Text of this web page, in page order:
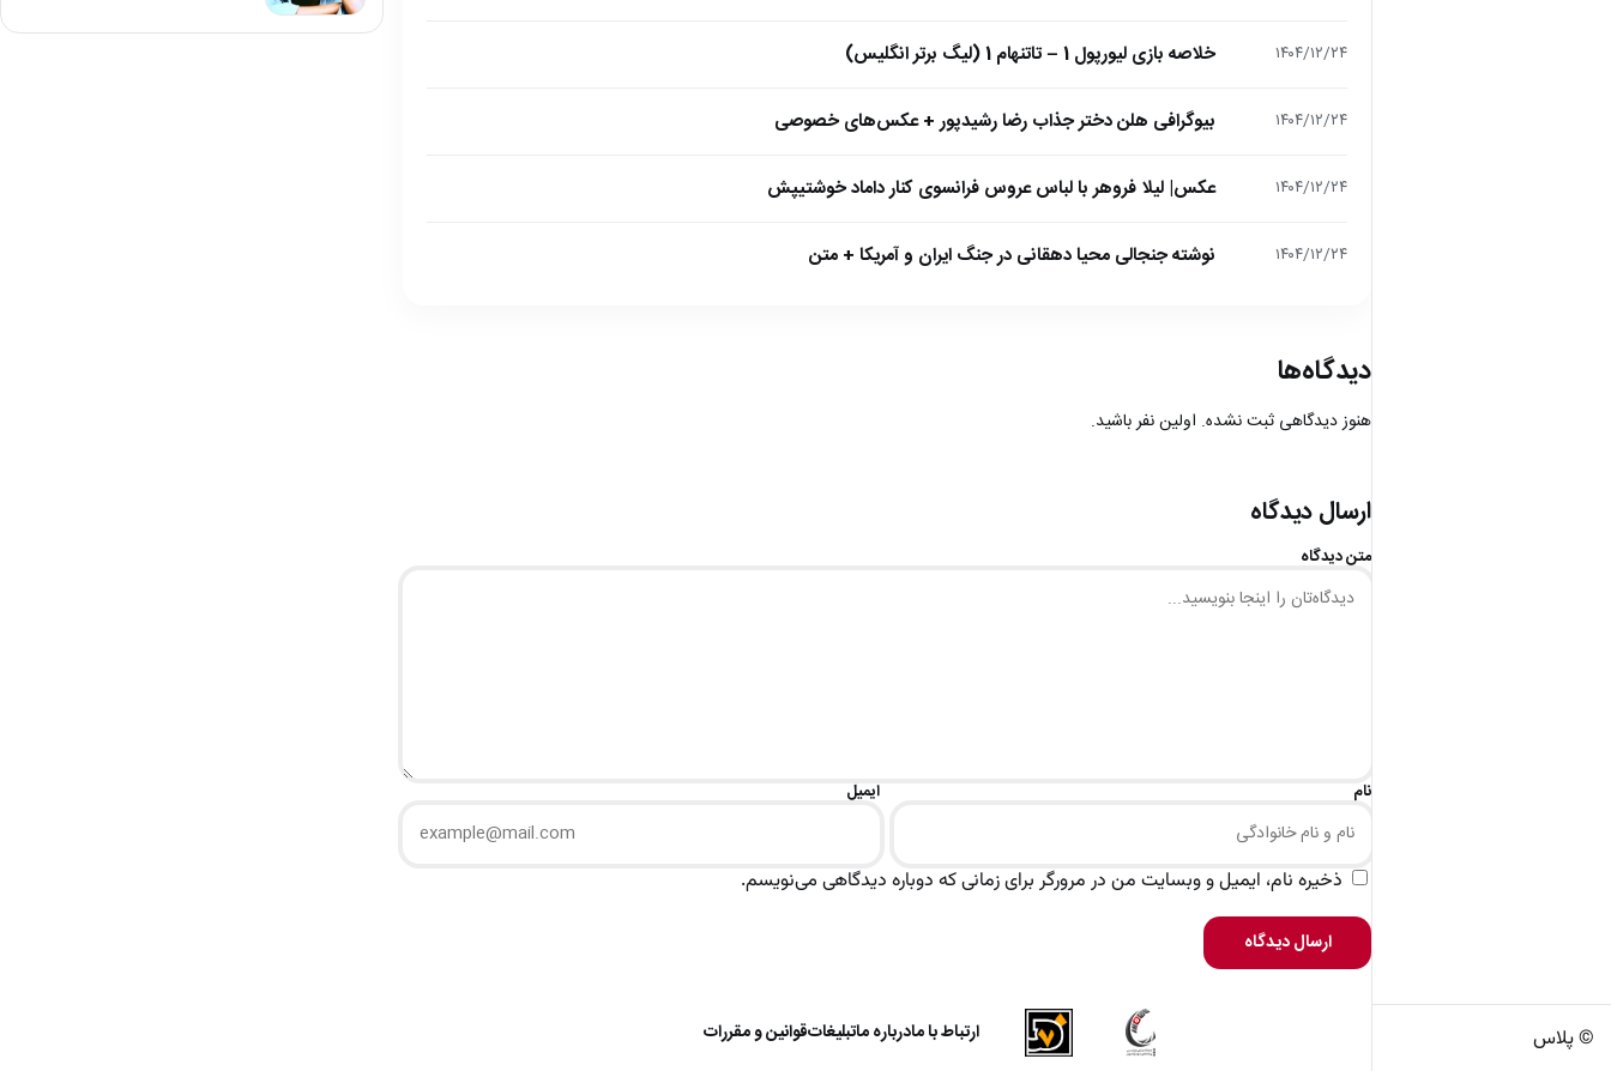
© پلاس
۱۴۰۴/۱۲/۲۴ خلاصه بازی لیورپول 1 – تاتنهام 1 (لیگ برتر انگلیس)
۱۴۰۴/۱۲/۲۴ بیوگرافی هلن دختر جذاب رضا رشیدپور + عکس‌های خصوصی
۱۴۰۴/۱۲/۲۴ عکس| لیلا فروهر با لباس عروس فرانسوی کنار داماد خوشتیپش
۱۴۰۴/۱۲/۲۴ نوشته جنجالی محیا دهقانی در جنگ ایران و آمریکا + متن
دیدگاه‌ها
هنوز دیدگاهی ثبت نشده. اولین نفر باشید.
ارسال دیدگاه
متن دیدگاه
نام ایمیل
ذخیره نام، ایمیل و وبسایت من در مرورگر برای زمانی که دوباره دیدگاهی می‌نویسم.
ارسال دیدگاه
ارتباط با مادرباره ماتبلیغاتقوانین و مقررات